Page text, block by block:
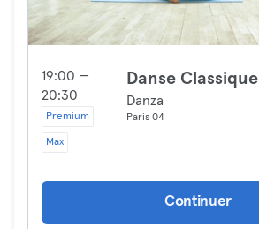
19:00 —
20:30
Premium
Max
Danse Classique
Danza
Paris 04
Continuer